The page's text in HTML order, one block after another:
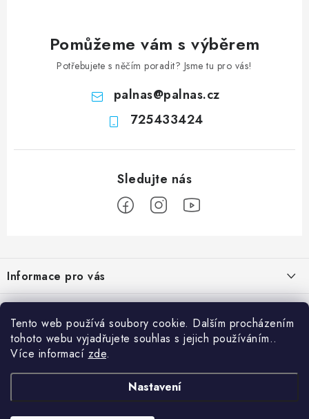
Tento web používá soubory cookie. Dalším procházením
tohoto webu vyjadřujete souhlas s jejich používáním..
Více informací zde.
Nastavení
Pomůžeme vám s výběrem
Potřebujete s něčím poradit? Jsme tu pro vás!
palnas@palnas.cz
725433424
p
a
Informace pro vás
Obchodní podmínky
Podmínky ochrany osobních údajů
Odstoupení od kupní smlouvy
Přihlášení
E-mail
Vyhledávání